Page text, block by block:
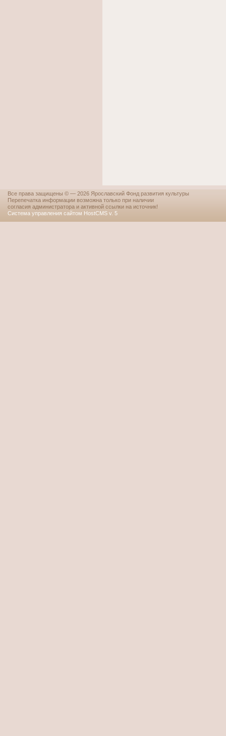
Все права защищены © — 2026 Ярославский Фонд развития культуры
Перепечатка информации возможна только при наличии
согласия администратора и активной ссылки на источник!
Система управления сайтом HostCMS v. 5